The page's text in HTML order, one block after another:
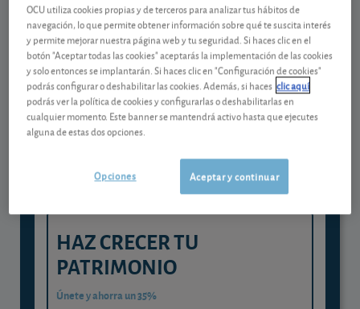
Contenido reservado a SOCIOS
Gestiona tu dinero con visión
experta
y consigue que cada euro trabaje
HAZ CRECER TU
PATRIMONIO
Únete y ahorra un 35%
OCU utiliza cookies propias y de terceros para analizar tus hábitos de
navegación, lo que permite obtener información sobre qué te suscita interés
y permite mejorar nuestra página web y tu seguridad. Si haces clic en el
botón "Aceptar todas las cookies" aceptarás la implementación de las cookies
y solo entonces se implantarán. Si haces clic en "Configuración de cookies"
podrás configurar o deshabilitar las cookies. Además, si haces clic aquí
podrás ver la política de cookies y configurarlas o deshabilitarlas en
cualquier momento. Este banner se mantendrá activo hasta que ejecutes
alguna de estas dos opciones.
Aceptar y continuar
Opciones